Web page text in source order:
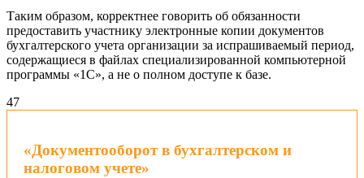
Таким образом, корректнее говорить об обязанности
предоставить участнику электронные копии документов
бухгалтерского учета организации за испрашиваемый период,
содержащиеся в файлах специализированной компьютерной
программы «1С», а не о полном доступе к базе.
47
«Документооборот в бухгалтерском и
налоговом учете»